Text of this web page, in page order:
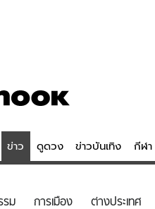
ข่าว ดูดวง ข่าวบันเทิง กีฬา
ดูดวง - ตร
รม การเมือง ต่างประเทศ